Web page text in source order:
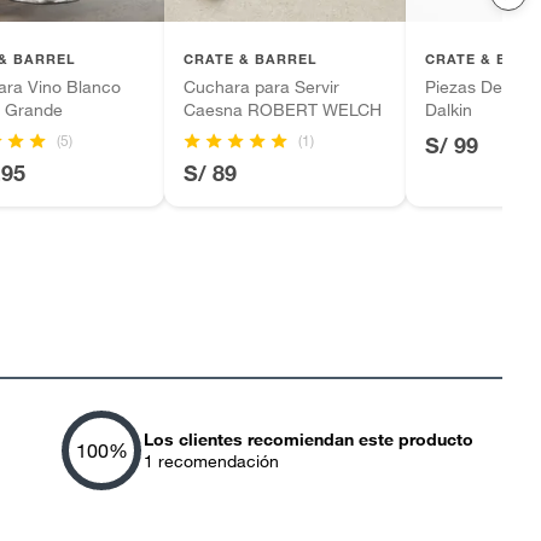
BARREL
Vino Blanco
(5)
CRATE & BARREL
Cuchara para Servir
Caesna ROBERT WELCH
(1)
S/ 89
CRATE &
Piezas De
Dalkin
S/ 99
100%
Los clientes recomiendan este producto
1 recomendación